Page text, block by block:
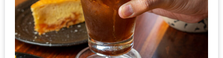
กิน
ไม่
ยั้ง
หมู